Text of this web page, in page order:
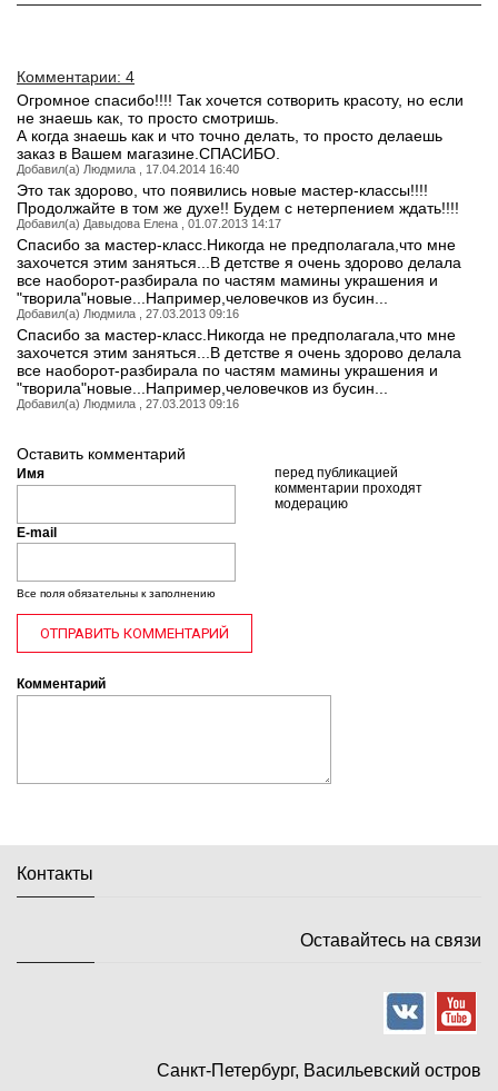
Комментарии: 4
Огромное спасибо!!!! Так хочется сотворить красоту, но если
не знаешь как, то просто смотришь.
А когда знаешь как и что точно делать, то просто делаешь
заказ в Вашем магазине.СПАСИБО.
Добавил(а) Людмила , 17.04.2014 16:40
Это так здорово, что появились новые мастер-классы!!!!
Продолжайте в том же духе!! Будем с нетерпением ждать!!!!
Добавил(а) Давыдова Елена , 01.07.2013 14:17
Спасибо за мастер-класс.Никогда не предполагала,что мне
захочется этим заняться...В детстве я очень здорово делала
все наоборот-разбирала по частям мамины украшения и
"творила"новые...Например,человечков из бусин...
Добавил(а) Людмила , 27.03.2013 09:16
Спасибо за мастер-класс.Никогда не предполагала,что мне
захочется этим заняться...В детстве я очень здорово делала
все наоборот-разбирала по частям мамины украшения и
"творила"новые...Например,человечков из бусин...
Добавил(а) Людмила , 27.03.2013 09:16
Оставить комментарий
Имя
E-mail
Все поля обязательны к заполнению
Комментарий
перед публикацией
комментарии проходят
модерацию
Контакты
Оставайтесь на связи
Санкт-Петербург, Васильевский остров